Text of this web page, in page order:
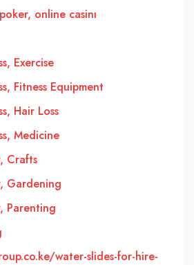
online casinı
Exercise
Fitness Equipment
Hair Loss
Medicine
Crafts
Gardening
Parenting
water-slides-for-hire-